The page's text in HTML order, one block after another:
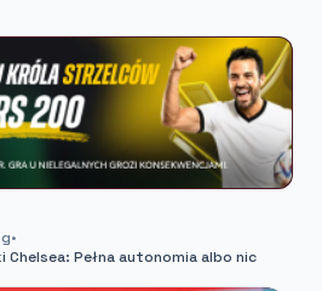
•
Pełna autonomia albo nic